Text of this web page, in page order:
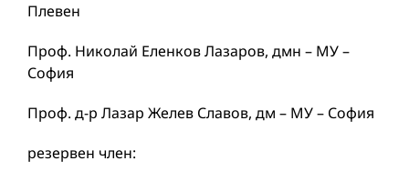
Плевен
Проф. Николай Еленков Лазаров, дмн – МУ –
София
Проф. д-р Лазар Желев Славов, дм – МУ – София
резервен член: